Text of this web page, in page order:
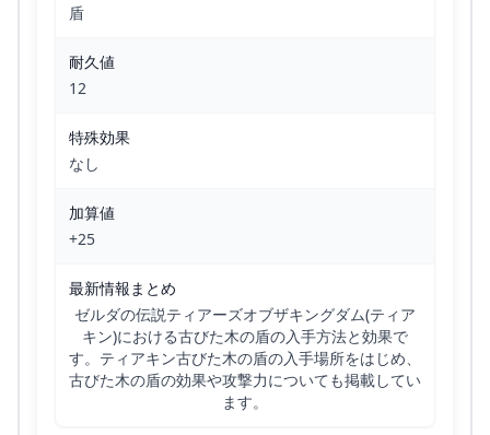
盾
耐久値
12
特殊効果
なし
加算値
+25
最新情報まとめ
ゼルダの伝説ティアーズオブザキングダム(ティア
キン)における古びた木の盾の入手方法と効果で
す。ティアキン古びた木の盾の入手場所をはじめ、
古びた木の盾の効果や攻撃力についても掲載してい
ます。